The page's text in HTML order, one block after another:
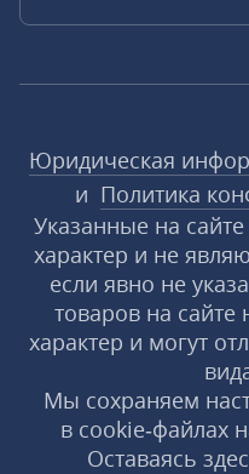
Юридическая
и Политика
Указанные на
характер и не
если явно не
товаров на сайте
характер и могут
Мы сохраняем
в cookie‑файлах
Оставаясь